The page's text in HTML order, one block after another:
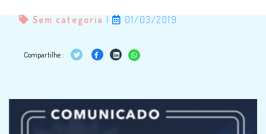
Sem categoria 01/03/2019
Compartilhe :